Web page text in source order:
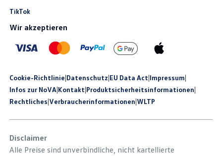
TikTok
Wir akzeptieren
Cookie-Richtlinie|Datenschutz|EU Data Act|Impressum|
Infos zur NoVA|Kontakt|Produkt­sicherheits­informationen|
Rechtliches|Verbraucherinformationen|WLTP
Disclaimer
Alle Preise sind unverbindliche, nicht kartellierte